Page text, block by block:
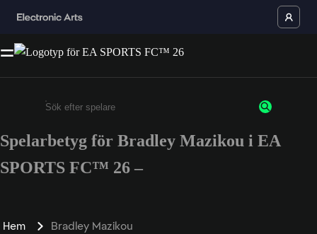
Ange minst 3 tecken eller siffror
Spelarbetyg för Bradley Mazikou i EA
SPORTS FC™ 26 –
Hem Bradley Mazikou